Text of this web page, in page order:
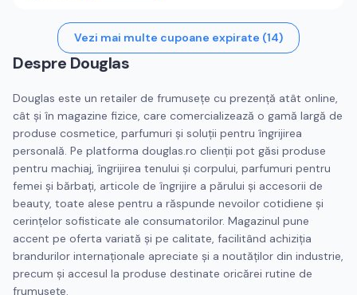
Vezi mai multe cupoane expirate (14)
Despre Douglas
Douglas este un retailer de frumusețe cu prezență atât online,
cât și în magazine fizice, care comercializează o gamă largă de
produse cosmetice, parfumuri și soluții pentru îngrijirea
personală. Pe platforma douglas.ro clienții pot găsi produse
pentru machiaj, îngrijirea tenului și corpului, parfumuri pentru
femei și bărbați, articole de îngrijire a părului și accesorii de
beauty, toate alese pentru a răspunde nevoilor cotidiene și
cerințelor sofisticate ale consumatorilor. Magazinul pune
accent pe oferta variată și pe calitate, facilitând achiziția
brandurilor internaționale apreciate și a noutăților din industrie,
precum și accesul la produse destinate oricărei rutine de
frumusețe.